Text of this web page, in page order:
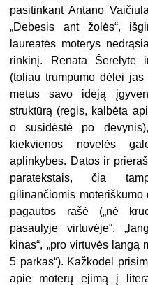
pasitinkant Antano
„Debesis ant žolės“,
laureatės moterys
rinkinį. Renata Šerelytė
(toliau trumpumo dėlei
metus savo idėją
struktūrą (regis, kalbėta
o susidėstė po
kiekvienos novelės
aplinkybes. Datos ir
paratekstais, čia
gilinančiomis
pagautos rašė („nė
pasaulyje virtuvėje“,
kinas“, „pro virtuvės langą
5 parkas“). Kažkodėl
apie moterų ėjimą į